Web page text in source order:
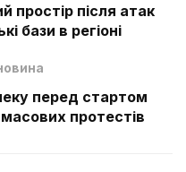
простір після атак
бази в регіоні
перед стартом
протестів